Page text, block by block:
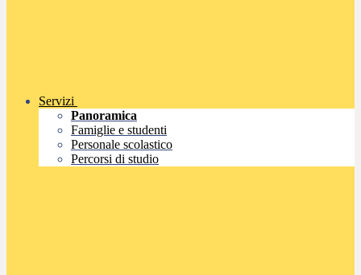
Servizi
Panoramica
Famiglie e studenti
Personale scolastico
Percorsi di studio